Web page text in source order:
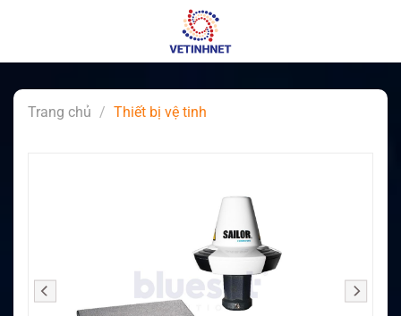
Trang chủ / Thiết bị vệ tinh